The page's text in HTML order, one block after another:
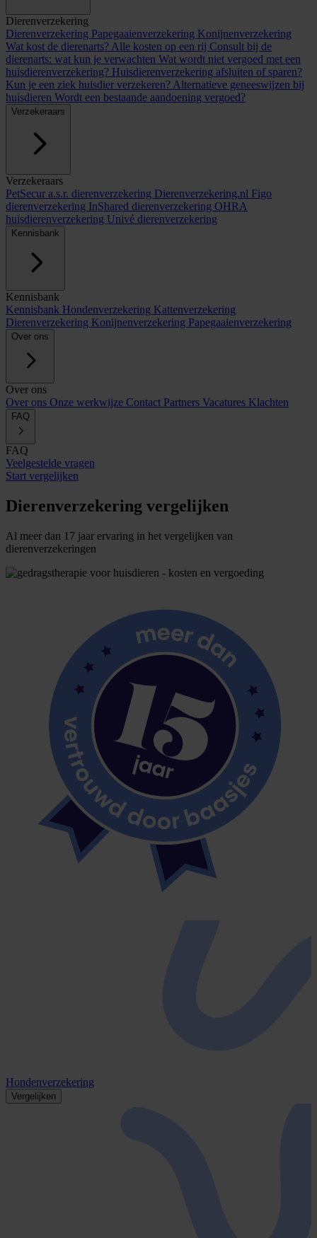
Dierenverzekering
Dierenverzekering Papegaaienverzekering Konijnenverzekering
Wat kost de dierenarts? Alle kosten op een rij Consult bij de
dierenarts: wat kun je verwachten Wat wordt niet vergoed met een
huisdierenverzekering? Huisdierenverzekering afsluiten of sparen?
Kun je een ziek huisdier verzekeren? Alternatieve geneeswijzen bij
huisdieren Wordt een bestaande aandoening vergoed?
Verzekeraars
Verzekeraars
PetSecur a.s.r. dierenverzekering Dierenverzekering.nl Figo
dierenverzekering InShared dierenverzekering OHRA
huisdierenverzekering Univé dierenverzekering
Kennisbank
Kennisbank
Kennisbank Hondenverzekering Kattenverzekering
Dierenverzekering Konijnenverzekering Papegaaienverzekering
Over ons
Over ons
Over ons Onze werkwijze Contact Partners Vacatures Klachten
FAQ
FAQ
Veelgestelde vragen
Start vergelijken
Dierenverzekering vergelijken
Al meer dan 17 jaar ervaring in het vergelijken van
dierenverzekeringen
Hondenverzekering
Vergelijken